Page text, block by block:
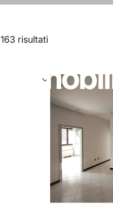
163 risultati